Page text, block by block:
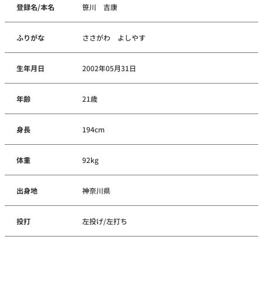
登録名/本名 笹川 吉康
ふりがな ささがわ よしやす
生年月日 2002年05月31日
年齢 21歳
身長 194cm
体重 92kg
出身地 神奈川県
投打 左投げ/左打ち